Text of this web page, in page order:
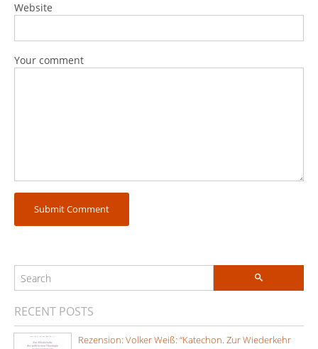
Website
Your comment
RECENT POSTS
Rezension: Volker Weiß: “Katechon. Zur Wiederkehr